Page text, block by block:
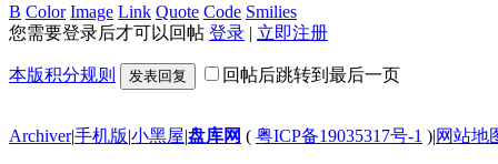
B Color Image Link Quote Code Smilies
您需要登录后才可以回帖 登录 | 立即注册
本版积分规则 发表回复 回帖后跳转到最后一页
Archiver|手机版|小黑屋|盘库网 ( 粤ICP备19035317号-1 )|网站地